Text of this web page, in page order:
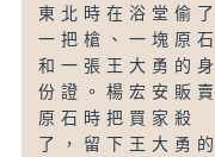
東北時在浴堂偷了
一把槍、一塊原石
和一張王大勇的身
份證。楊宏安販賣
原石時把買家殺
了，留下王大勇的